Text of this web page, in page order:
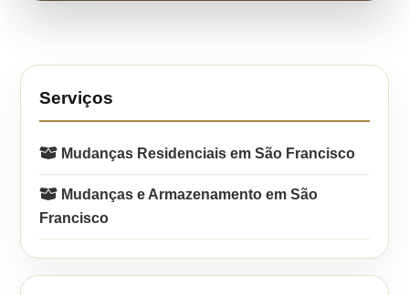
Serviços
Mudanças Residenciais em São Francisco
Mudanças e Armazenamento em São
Francisco